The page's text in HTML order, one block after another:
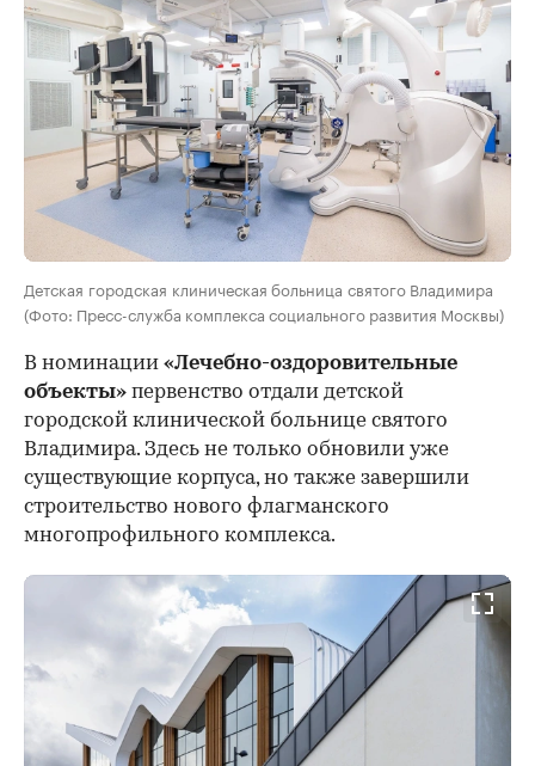
Детская городская клиническая больница святого Владимира
(Фото: Пресс-служба комплекса социального развития Москвы)
В номинации «Лечебно-оздоровительные
объекты» первенство отдали детской
городской клинической больнице святого
Владимира. Здесь не только обновили уже
существующие корпуса, но также завершили
строительство нового флагманского
многопрофильного комплекса.